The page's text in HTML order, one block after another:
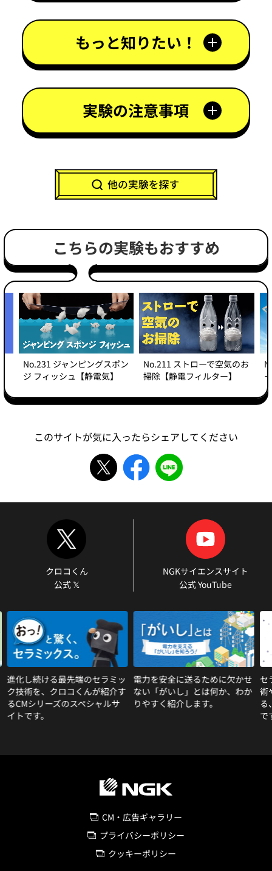
もっと知りたい！
実験の注意事項
こちらの実験もおすすめ
No.231 ジャンピングスポン
ジ フィッシュ【静電気】
No.211 ストローで空気のお
掃除【静電フィルター】
このサイトが気に入ったらシェアしてください
クロコくん
公式 𝕏
NGKサイエンスサイト
公式 YouTube
最先端のセラミッ
ロコくんが紹介す
のスペシャルサ
電力を安全に送るために欠かせ
ない「がいし」とは何か、わか
りやすく紹介します。
セラミックスを
術や製造工程に
る、セラミック
CM・広告ギャラリー
プライバシーポリシー
クッキーポリシー